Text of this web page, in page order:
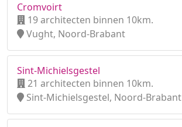
Cromvoirt
19 architecten binnen 10km.
Vught, Noord-Brabant
Sint-Michielsgestel
21 architecten binnen 10km.
Sint-Michielsgestel, Noord-Brabant